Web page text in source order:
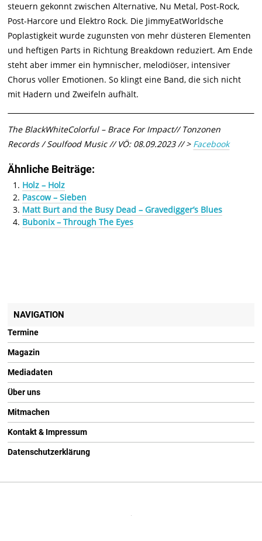
steuern gekonnt zwischen Alternative, Nu Metal, Post-Rock,
Post-Harcore und Elektro Rock. Die JimmyEatWorldsche
Poplastigkeit wurde zugunsten von mehr düsteren Elementen
und heftigen Parts in Richtung Breakdown reduziert. Am Ende
steht aber immer ein hymnischer, melodiöser, intensiver
Chorus voller Emotionen. So klingt eine Band, die sich nicht
mit Hadern und Zweifeln aufhält.
The BlackWhiteColorful – Brace For Impact// Tonzonen
Records / Soulfood Music // VÖ: 08.09.2023 // > Facebook
Ähnliche Beiträge:
Holz – Holz
Pascow – Sieben
Matt Burt and the Busy Dead – Gravedigger’s Blues
Bubonix – Through The Eyes
NAVIGATION
Termine
Magazin
Mediadaten
Über uns
Mitmachen
Kontakt & Impressum
Datenschutzerklärung